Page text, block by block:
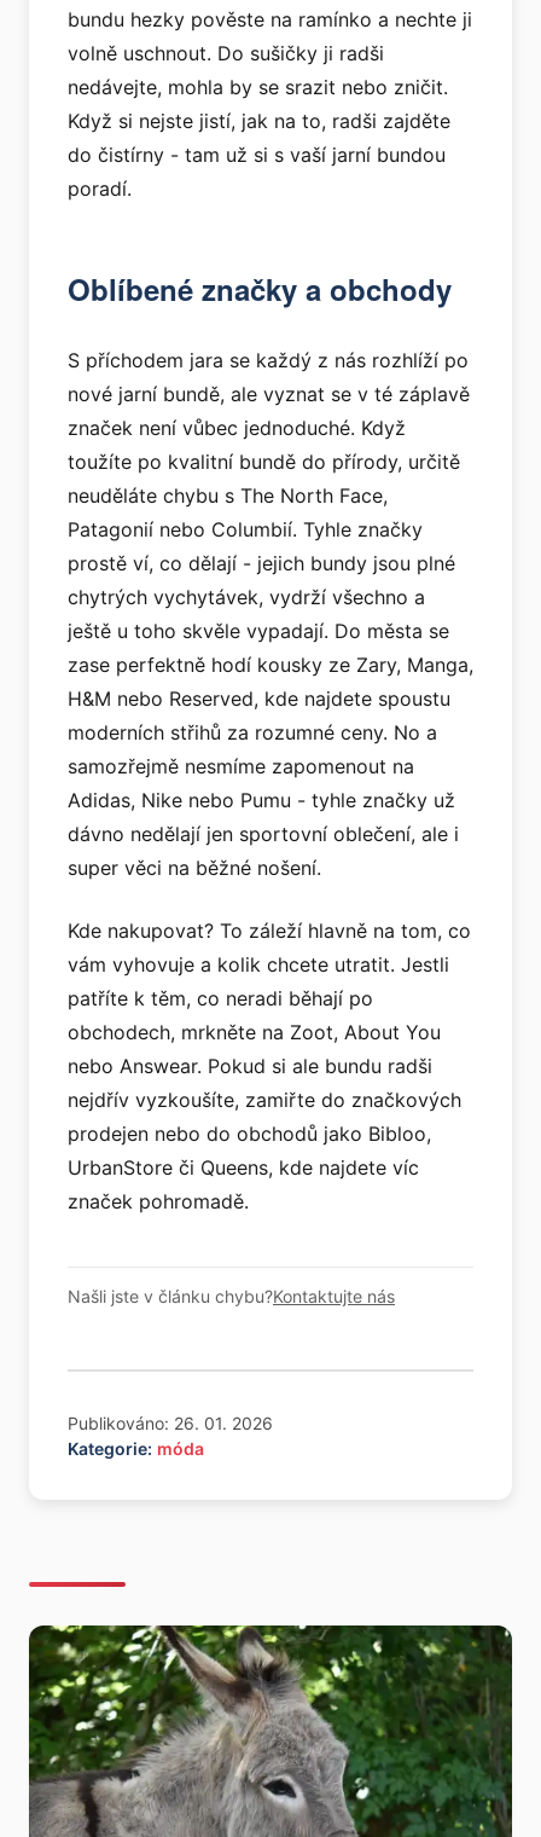
bundu hezky pověste na ramínko a nechte ji
volně uschnout. Do sušičky ji radši
nedávejte, mohla by se srazit nebo zničit.
Když si nejste jistí, jak na to, radši zajděte
do čistírny - tam už si s vaší jarní bundou
poradí.
Oblíbené značky a obchody
S příchodem jara se každý z nás rozhlíží po
nové jarní bundě, ale vyznat se v té záplavě
značek není vůbec jednoduché. Když
toužíte po kvalitní bundě do přírody, určitě
neuděláte chybu s The North Face,
Patagonií nebo Columbií. Tyhle značky
prostě ví, co dělají - jejich bundy jsou plné
chytrých vychytávek, vydrží všechno a
ještě u toho skvěle vypadají. Do města se
zase perfektně hodí kousky ze Zary, Manga,
H&M nebo Reserved, kde najdete spoustu
moderních střihů za rozumné ceny. No a
samozřejmě nesmíme zapomenout na
Adidas, Nike nebo Pumu - tyhle značky už
dávno nedělají jen sportovní oblečení, ale i
super věci na běžné nošení.
Kde nakupovat? To záleží hlavně na tom, co
vám vyhovuje a kolik chcete utratit. Jestli
patříte k těm, co neradi běhají po
obchodech, mrkněte na Zoot, About You
nebo Answear. Pokud si ale bundu radši
nejdřív vyzkoušíte, zamiřte do značkových
prodejen nebo do obchodů jako Bibloo,
UrbanStore či Queens, kde najdete víc
značek pohromadě.
Našli jste v článku chybu?Kontaktujte nás
Publikováno: 26. 01. 2026
Kategorie: móda